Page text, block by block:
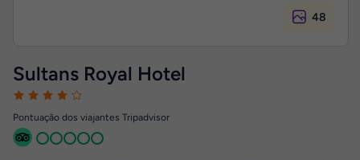
48
Sultans Royal Hotel
Pontuação dos viajantes Tripadvisor